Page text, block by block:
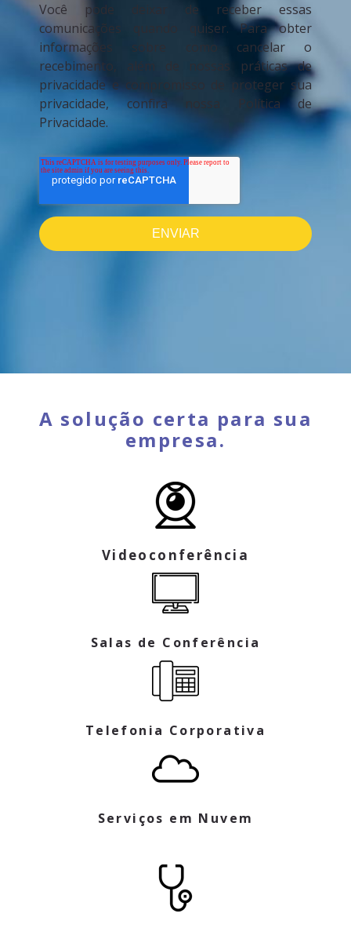
Você pode deixar de receber essas
comunicações quando quiser. Para obter
informações sobre como cancelar o
recebimento, além de nossas práticas de
privacidade e compromisso de proteger sua
privacidade, confira nossa Política de
Privacidade.
A solução certa para sua
empresa.
Videoconferência
Salas de Conferência
Telefonia Corporativa
Serviços em Nuvem